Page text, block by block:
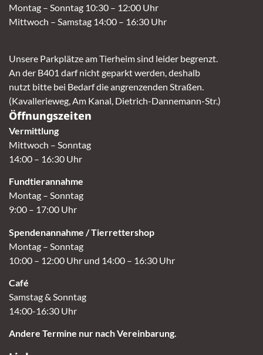
Montag – Sonntag 10:30 – 12:00 Uhr
Mittwoch – Samstag 14:00 – 16:30 Uhr
Unsere Parkplätze am Tierheim sind leider begrenzt.
An der B401 darf nicht geparkt werden, deshalb
nutzt bitte bei Bedarf die angrenzenden Straßen.
(Kavallerieweg, Am Kanal, Dietrich-Dannemann-Str.)
Öffnungszeiten
Vermittlung
Mittwoch – Sonntag
14:00 – 16:30 Uhr
Fundtierannahme
Montag – Sonntag
9:00 – 17:00 Uhr
Spendenannahme / Tierrettershop
Montag – Sonntag
10:00 – 12:00 Uhr und 14:00 – 16:30 Uhr
Café
Samstag & Sonntag
14:00-16:30 Uhr
Andere Termine nur nach Vereinbarung.